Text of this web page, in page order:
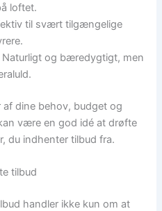
loftet.
til svært tilgængelige
Naturligt og bæredygtigt, men
dine behov, budget og
være en god idé at drøfte
du indhenter tilbud fra.
tilbud
handler ikke kun om at